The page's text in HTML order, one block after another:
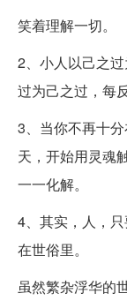
笑着理解一切。
2、小人以己之
过为己之过，每
3、当你不再十
天，开始用灵魂
一一化解。
4、其实，人，
在世俗里。
虽然繁杂浮华的